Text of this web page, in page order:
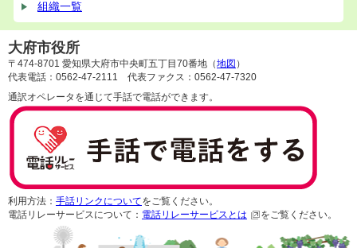
組織一覧
大府市役所
〒474-8701 愛知県大府市中央町五丁目70番地（地図 ）
代表電話：0562-47-2111 代表ファクス：0562-47-7320
通訳オペレータを通じて手話で電話ができます。
利用方法： 手話リンクについてをご覧ください。
電話リレーサービスについて： 電話リレーサービスとは をご覧ください。